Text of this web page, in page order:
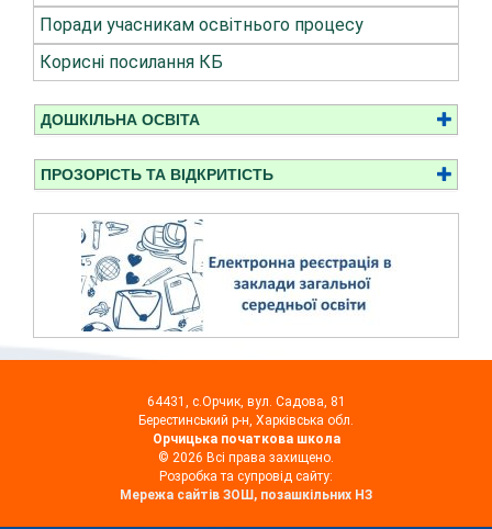
Поради учасникам освітнього процесу
Корисні посилання КБ
ДОШКІЛЬНА ОСВІТА
ПРОЗОРІСТЬ ТА ВІДКРИТІСТЬ
64431, с.Орчик, вул. Садова, 81
Берестинський р-н, Харківська обл.
Орчицька початкова школа
© 2026 Всі права захищено.
Розробка та супровід сайту:
Мережа сайтів ЗОШ, позашкільних НЗ